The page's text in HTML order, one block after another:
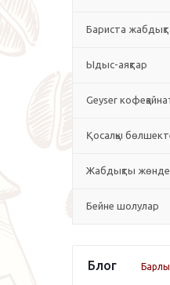
Бариста
Ыдыс-аяқтар
Geyser
Қосалқы
Жабдықты
Бейне шолулар
Блог